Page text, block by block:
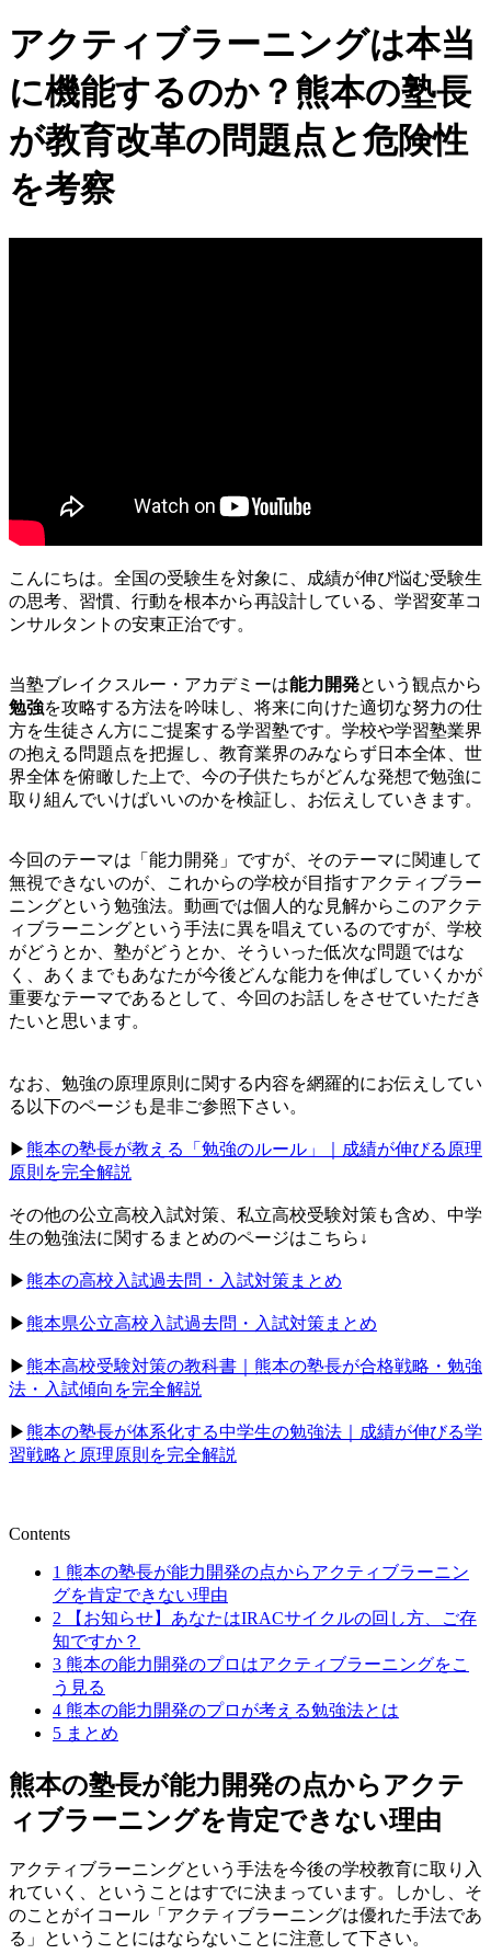
アクティブラーニングは本当
に機能するのか？熊本の塾長
が教育改革の問題点と危険性
を考察
こんにちは。全国の受験生を対象に、成績が伸び悩む受験生
の思考、習慣、行動を根本から再設計している、学習変革コ
ンサルタントの安東正治です。
当塾ブレイクスルー・アカデミーは能力開発という観点から
勉強を攻略する方法を吟味し、将来に向けた適切な努力の仕
方を生徒さん方にご提案する学習塾です。学校や学習塾業界
の抱える問題点を把握し、教育業界のみならず日本全体、世
界全体を俯瞰した上で、今の子供たちがどんな発想で勉強に
取り組んでいけばいいのかを検証し、お伝えしていきます。
今回のテーマは「能力開発」ですが、そのテーマに関連して
無視できないのが、これからの学校が目指すアクティブラー
ニングという勉強法。動画では個人的な見解からこのアクテ
ィブラーニングという手法に異を唱えているのですが、学校
がどうとか、塾がどうとか、そういった低次な問題ではな
く、あくまでもあなたが今後どんな能力を伸ばしていくかが
重要なテーマであるとして、今回のお話しをさせていただき
たいと思います。
なお、勉強の原理原則に関する内容を網羅的にお伝えしてい
る以下のページも是非ご参照下さい。
▶︎熊本の塾長が教える「勉強のルール」｜成績が伸びる原理
原則を完全解説
その他の公立高校入試対策、私立高校受験対策も含め、中学
生の勉強法に関するまとめのページはこちら↓
▶︎熊本の高校入試過去問・入試対策まとめ
▶︎熊本県公立高校入試過去問・入試対策まとめ
▶︎熊本高校受験対策の教科書｜熊本の塾長が合格戦略・勉強
法・入試傾向を完全解説
▶︎熊本の塾長が体系化する中学生の勉強法｜成績が伸びる学
習戦略と原理原則を完全解説
Contents
1 熊本の塾長が能力開発の点からアクティブラーニン
グを肯定できない理由
2 【お知らせ】あなたはIRACサイクルの回し方、ご存
知ですか？
3 熊本の能力開発のプロはアクティブラーニングをこ
う見る
4 熊本の能力開発のプロが考える勉強法とは
5 まとめ
熊本の塾長が能力開発の点からアクテ
ィブラーニングを肯定できない理由
アクティブラーニングという手法を今後の学校教育に取り入
れていく、ということはすでに決まっています。しかし、そ
のことがイコール「アクティブラーニングは優れた手法であ
る」ということにはならないことに注意して下さい。